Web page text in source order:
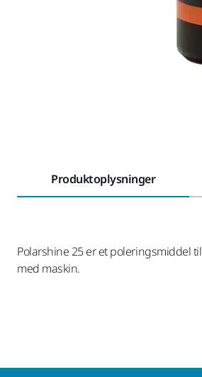
Produktoplysninger
Polarshine 25 er et poleringsmiddel
med maskin.